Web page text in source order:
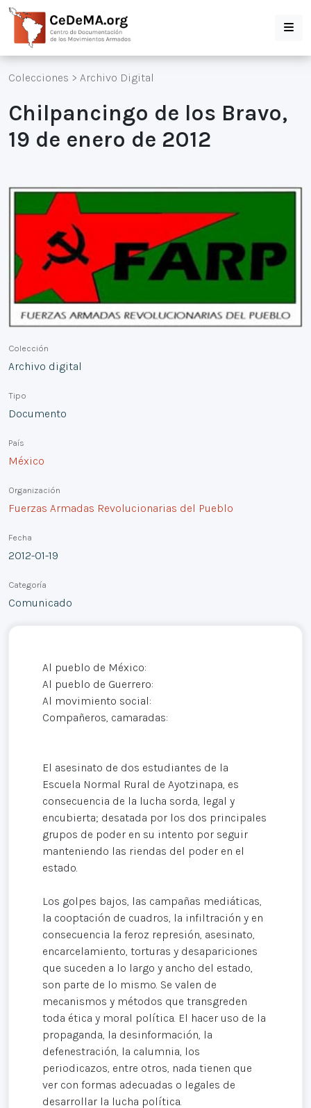
Colecciones > Archivo Digital
Chilpancingo de los Bravo,
19 de enero de 2012
Colección
Archivo digital
Tipo
Documento
País
México
Organización
Fuerzas Armadas Revolucionarias del Pueblo
Fecha
2012-01-19
Categoría
Comunicado
Al pueblo de México:
Al pueblo de Guerrero:
Al movimiento social:
Compañeros, camaradas:
El asesinato de dos estudiantes de la
Escuela Normal Rural de Ayotzinapa, es
consecuencia de la lucha sorda, legal y
encubierta; desatada por los dos principales
grupos de poder en su intento por seguir
manteniendo las riendas del poder en el
estado.
Los golpes bajos, las campañas mediáticas,
la cooptación de cuadros, la infiltración y en
consecuencia la feroz represión, asesinato,
encarcelamiento, torturas y desapariciones
que suceden a lo largo y ancho del estado,
son parte de lo mismo. Se valen de
mecanismos y métodos que transgreden
toda ética y moral política. El hacer uso de la
propaganda, la desinformación, la
defenestración, la calumnia, los
periodicazos, entre otros, nada tienen que
ver con formas adecuadas o legales de
desarrollar la lucha política.